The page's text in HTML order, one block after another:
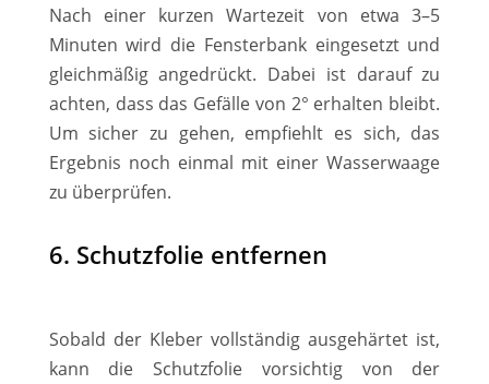
Nach einer kurzen Wartezeit von etwa 3–5
Minuten wird die Fensterbank eingesetzt und
gleichmäßig angedrückt. Dabei ist darauf zu
achten, dass das Gefälle von 2° erhalten bleibt.
Um sicher zu gehen, empfiehlt es sich, das
Ergebnis noch einmal mit einer Wasserwaage
zu überprüfen.
6. Schutzfolie entfernen
Sobald der Kleber vollständig ausgehärtet ist,
kann die Schutzfolie vorsichtig von der